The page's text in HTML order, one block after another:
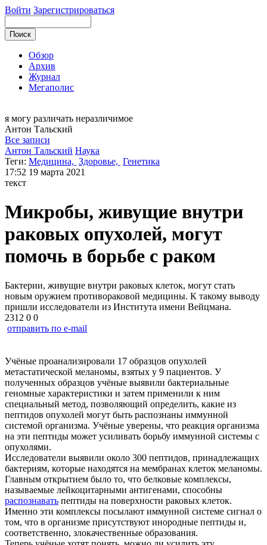
Войти Зарегистрироваться
Обзор
Архив
Журнал
Мегаполис
я могу различать неразличимое
Антон Тальский
Все записи
Антон Тальский Наука
Теги: Медицина, Здоровье, Генетика
17:52 19 марта 2021
текст
Микробы, живущие внутри
раковых опухолей, могут
помочь в борьбе с раком
Бактерии, живущие внутри раковых клеток, могут стать
новым оружием противораковой медицины. К такому выводу
пришли исследователи из Института имени Вейцмана.
2312 0 0
отправить по e-mail
Учёные проанализировали 17 образцов опухолей
метастатической меланомы, взятых у 9 пациентов. У
полученных образцов учёные выявили бактериальные
геномные характеристики и затем применили к ним
специальный метод, позволяющий определить, какие из
пептидов опухолей могут быть распознаны иммунной
системой организма. Учёные уверены, что реакция организма
на эти пептиды может усиливать борьбу иммунной системы с
опухолями.
Исследователи выявили около 300 пептидов, принадлежащих
бактериям, которые находятся на мембранах клеток меланомы.
Главным открытием было то, что белковые комплексы,
называемые лейкоцитарными антигенами, способны
распознавать пептиды на поверхности раковых клеток.
Именно эти комплексы посылают иммунной системе сигнал о
том, что в организме присутствуют инородные пептиды и,
соответственно, злокачественные образования.